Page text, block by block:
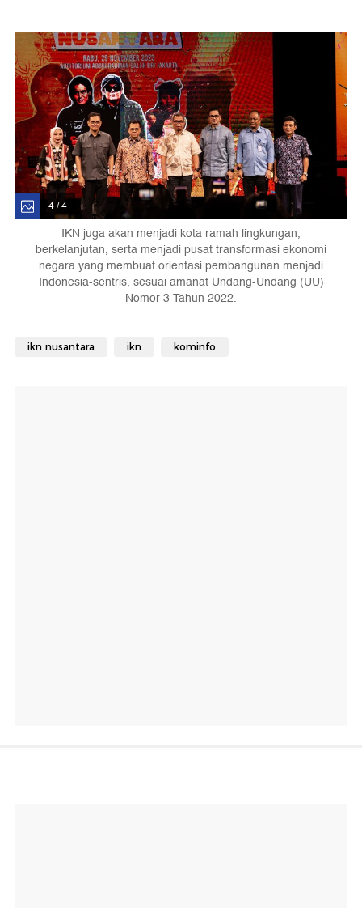
4 / 4
IKN juga akan menjadi kota ramah lingkungan,
berkelanjutan, serta menjadi pusat transformasi ekonomi
negara yang membuat orientasi pembangunan menjadi
Indonesia-sentris, sesuai amanat Undang-Undang (UU)
Nomor 3 Tahun 2022.
ikn nusantara ikn kominfo